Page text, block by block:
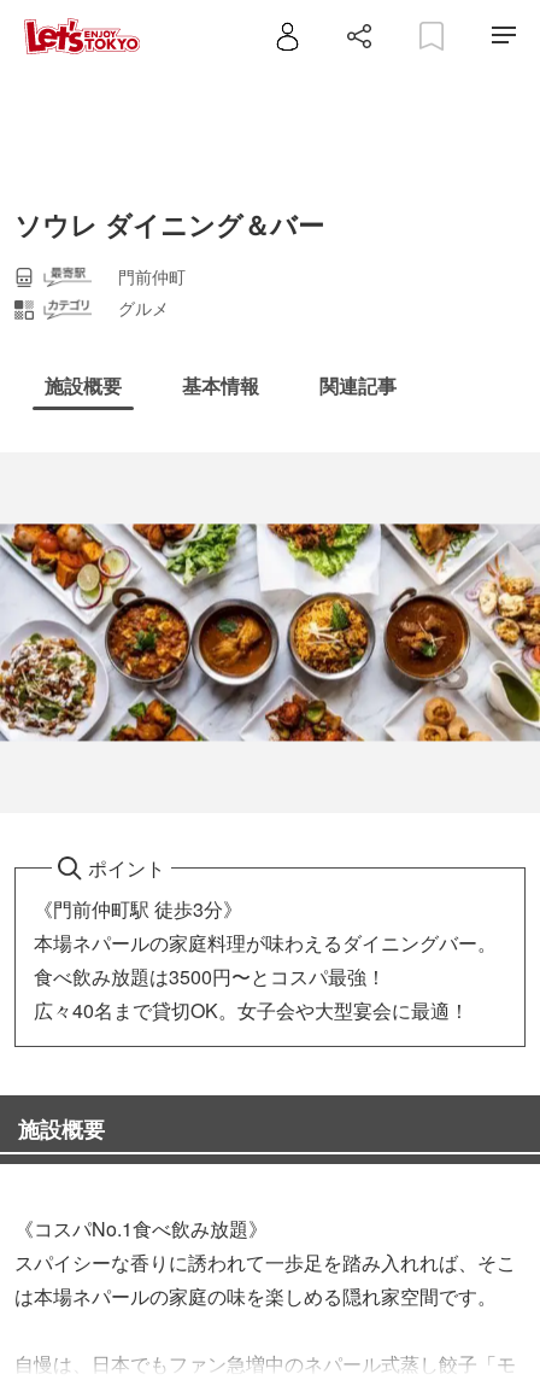
ソウレ ダイニング＆バー
門前仲町
グルメ
施設概要 基本情報 関連記事
ポイント
《門前仲町駅 徒歩3分》
本場ネパールの家庭料理が味わえるダイニングバー。
食べ飲み放題は3500円〜とコスパ最強！
広々40名まで貸切OK。女子会や大型宴会に最適！
施設概要
《コスパNo.1食べ飲み放題》
スパイシーな香りに誘われて一歩足を踏み入れれば、そこ
は本場ネパールの家庭の味を楽しめる隠れ家空間です。
自慢は、日本でもファン急増中のネパール式蒸し餃子「モ